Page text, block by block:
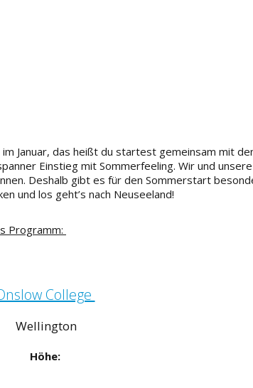
Januar, das heißt du startest gemeinsam mit
Einstieg mit Sommerfeeling. Wir und
nnen. Deshalb gibt es für den Sommerstart
und los geht’s nach Neuseeland!
Programm:
College
Wellington
Höhe: